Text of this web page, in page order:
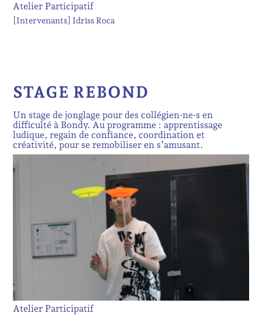
Atelier Participatif
[Intervenants] Idriss Roca
STAGE REBOND
Un stage de jonglage pour des collégien·ne·s en
difficulté à Bondy. Au programme : apprentissage
ludique, regain de confiance, coordination et
créativité, pour se remobiliser en s’amusant.
Atelier Participatif